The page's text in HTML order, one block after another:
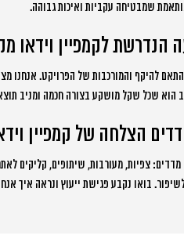
שמבטיחה עקביות ואיכות גבוהה.
לקמפיין וידאו
להיקף והמורכבות של הפרויקט. אנחנו
הוא שכל שקל מושקע בצורה חכמה ומניב
הצלחה של קמפיין
מדדים: צפיות, מעורבות, שיתופים, קליקים
בואו נקבע פגישת ייעוץ ונראה איך